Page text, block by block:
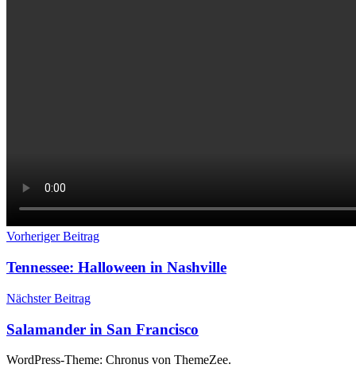
Beitragsnavigation
Vorheriger Beitrag
Tennessee: Halloween in Nashville
Nächster Beitrag
Salamander in San Francisco
WordPress-Theme: Chronus von ThemeZee.